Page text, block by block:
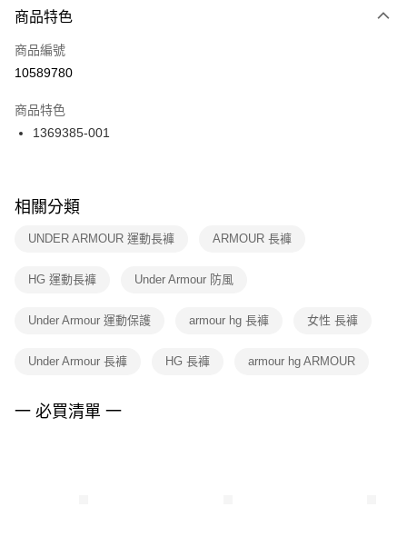
３．安心：先確認商品／服務後，再付款。
【「AFTEE先享後付」結帳流程】
１．於結帳方式選擇「AFTEE先享後付」後，將跳轉至「AFTEE先享後付」
２．訂單成立數日內，您將收到繳費通知簡訊。
３．收到繳費通知簡訊後14天內，點擊此簡訊中的連結，可透過四大超商／
ATM／網路銀行／等多元方式進行付款，方視為交易完成。
※ 交易是否成功請以「AFTEE先享後付 」之結帳頁面顯示為準，若有關於
是否繳費成功／繳費後需取消欲退款等相關疑問，請聯繫「AFTEE先享後付
客戶支援中心」https://netprotections.freshdesk.com/support/home
１．透過由恩沛科技股份有限公司提供之「AFTEE先享後付」服務完成之交
權轉讓予恩沛科技股份有限公司。
３．未成年的使用者請事先徵得法定代理人或監護人之同意方可使用
４．使用「AFTEE先享後付」時，將依據個別帳號之用戶狀況，依本公司即
每筆NT$100，滿NT$1,500(含以上)免運費
宅配
每筆NT$100，滿NT$1,500(含以上)免運費
付款後門市自取
每筆NT$100，滿NT$1,500(含以上)免運費
商品特色
商品編號
10589780
商品特色
1369385-001
相關分類
UNDER ARMOUR 運動長褲 ARMOUR 長褲
HG 運動長褲 Under Armour 防風
Under Armour 運動保護 armour hg 長褲 女性 長褲
Under Armour 長褲 HG 長褲 armour hg ARMOUR
一 必買清單 一